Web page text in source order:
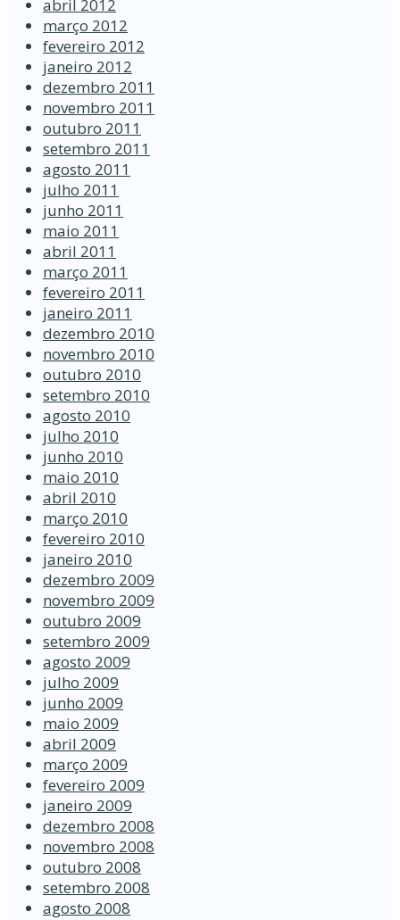
abril 2012
março 2012
fevereiro 2012
janeiro 2012
dezembro 2011
novembro 2011
outubro 2011
setembro 2011
agosto 2011
julho 2011
junho 2011
maio 2011
abril 2011
março 2011
fevereiro 2011
janeiro 2011
dezembro 2010
novembro 2010
outubro 2010
setembro 2010
agosto 2010
julho 2010
junho 2010
maio 2010
abril 2010
março 2010
fevereiro 2010
janeiro 2010
dezembro 2009
novembro 2009
outubro 2009
setembro 2009
agosto 2009
julho 2009
junho 2009
maio 2009
abril 2009
março 2009
fevereiro 2009
janeiro 2009
dezembro 2008
novembro 2008
outubro 2008
setembro 2008
agosto 2008